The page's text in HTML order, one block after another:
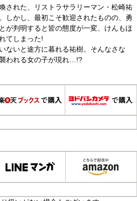
された、リストラサラリーマン・松崎祐
しかし、最初こそ歓迎されたものの、勇
が判明すると皆の態度が一変、けんもほ
てしまった!
ないと途方に暮れる祐樹。そんなさな
われる女の子が現れ…!?